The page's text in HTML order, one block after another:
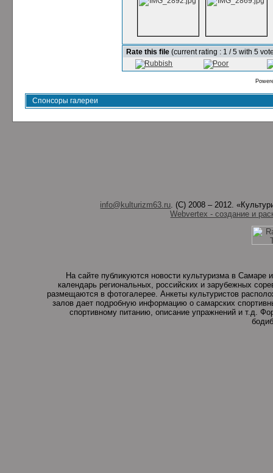
Rate this file (current rating : 1 / 5 with 5
Спонсоры галереи
info@kulturizm63.ru. (C) 2008 – 2012.
Webvertex - создание и
На сайте публикуются новости культуризма в
календарь региональных, российских и зарубежных
размещаются в фотогалерее. Анкеты культуристов
залов дает подробную информацию о самарских
спортивному питанию, описание упражнений и т.д.